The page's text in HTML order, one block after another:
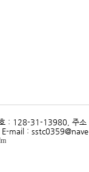
: 128-31-13980, 주
mail :